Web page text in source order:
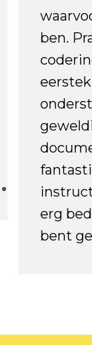
ben.
erg
bent